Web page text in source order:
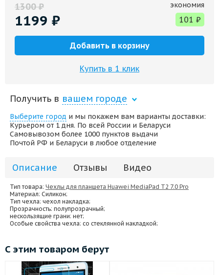
1300₽
1199 ₽
экономия
101 ₽
Добавить в корзину
Купить в 1 клик
Получить в вашем городе
Выберите город и мы покажем вам варианты доставки:
Курьером от 1 дня. По всей России и Беларуси
Самовывозом более 1000 пунктов выдачи
Почтой РФ и Беларуси в любое отделение
Описание Отзывы Видео
Тип товара: Чехлы для планшета Huawei MediaPad T2 7.0 Pro
Материал: Силикон;
Тип чехла: чехол накладка;
Прозрачность: полупрозрачный;
нескользящие грани: нет;
Особые свойства чехла: со стеклянной накладкой;
С этим товаром берут